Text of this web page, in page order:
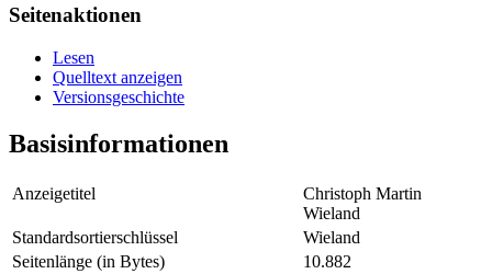
Seitenaktionen
Lesen
Quelltext anzeigen
Versionsgeschichte
Basisinformationen
Anzeigetitel
Christoph Martin
Wieland
Standardsortierschlüssel
Wieland
Seitenlänge (in Bytes)
10.882